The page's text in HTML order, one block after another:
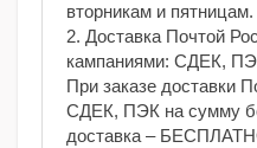
вторникам и пятницам.
2. Доставка Почтой
кампаниями: СДЕК,
При заказе доставки
СДЕК, ПЭК на сумму
доставка –